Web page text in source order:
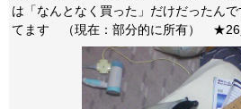
は「なんとなく買った」だけだったん
てます （現在：部分的に所有）